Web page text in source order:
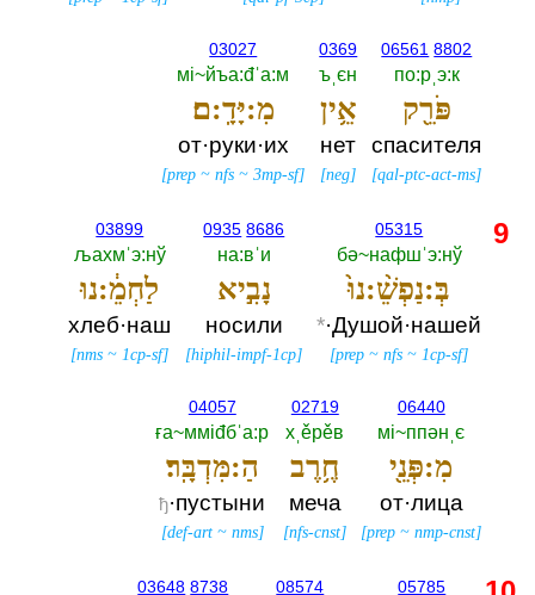
06561 8802
по:рˌэ:к
פֹּרֵ֖ק
спасителя
[qal-ptc-act-ms]
0369
ъˌєн
אֵ֥ין
нет
[neg]
03027
мi~йъа:đˈа:м
מִ:יָּדָֽ:ם׃
от·руки·их
[prep ~nfs ~3mp-sf]
05315
бә~нафшˈэ:нў
בְּ:נַפְשֵׁ֨:נוּ֙
*·Душой·нашей
[prep ~nfs ~1cp-sf]
0935 8686
на:вˈи
נָבִ֣יא
носили
[hiphil-impf-1cp]
03899
љахмˈэ:нў
לַחְמֵ֔:נוּ
хлеб·наш
[nms ~1cp-sf]
06440
мi~ппәнˌє
מִ:פְּנֵ֖י
от·лица
[prep ~nmp-cnst]
02719
хˌěрěв
חֶ֥רֶב
меча
[nfs-cnst]
04057
ға~ммiđбˈа:р
הַ:מִּדְבָּֽר׃
ђ·пустыни
[def-art~ nms]
9
05785
08574
03648 8738